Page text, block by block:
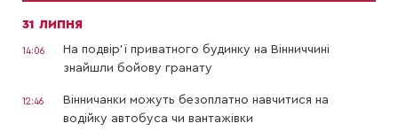
31 ЛИПНЯ
14:06
На подвір’ї приватного будинку на Вінниччині
знайшли бойову гранату
12:46
Вінничанки можуть безоплатно навчитися на
водійку автобуса чи вантажівки